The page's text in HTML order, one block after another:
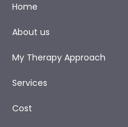
Home
About us
My Therapy Approach
Services
Cost